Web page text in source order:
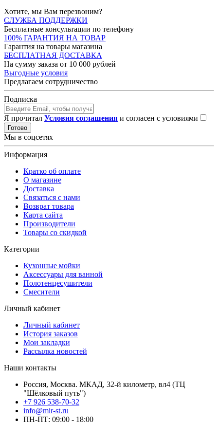
Хотите, мы Вам перезвоним?
СЛУЖБА ПОДДЕРЖКИ
Бесплатные консультации по телефону
100% ГАРАНТИЯ НА ТОВАР
Гарантия на товары магазина
БЕСПЛАТНАЯ ДОСТАВКА
На сумму заказа от 10 000 рублей
Выгодные условия
Предлагаем сотрудничество
Подписка
Я прочитал Условия соглашения и согласен с условиями
Готово
Мы в соцсетях
Информация
Кратко об оплате
О магазине
Доставка
Связаться с нами
Возврат товара
Карта сайта
Производители
Товары со скидкой
Категории
Кухонные мойки
Аксессуары для ванной
Полотенцесушители
Смесители
Личный кабинет
Личный кабинет
История заказов
Мои закладки
Рассылка новостей
Наши контакты
Россия, Москва. МКАД, 32-й километр, вл4 (ТЦ
"Шёлковый путь")
+7 926 538-70-32
info@mir-st.ru
ПН-ПТ: 09:00 - 18:00